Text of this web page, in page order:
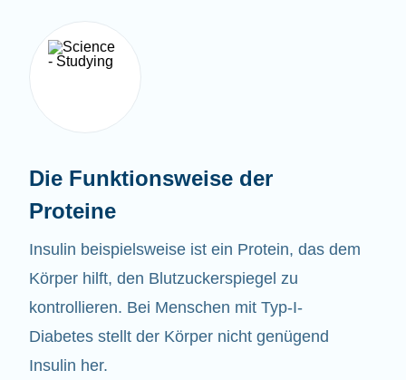
Die Funktionsweise der
Proteine
Insulin beispielsweise ist ein Protein, das dem
Körper hilft, den Blutzuckerspiegel zu
kontrollieren. Bei Menschen mit Typ-I-
Diabetes stellt der Körper nicht genügend
Insulin her.